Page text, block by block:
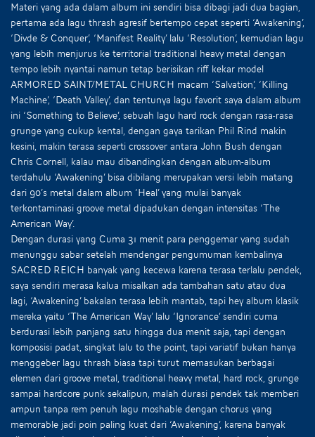
Materi yang ada dalam album ini sendiri bisa dibagi jadi dua bagian,
pertama ada lagu thrash agresif bertempo cepat seperti ‘Awakening’,
‘Divde & Conquer’, ‘Manifest Reality’ lalu ‘Resolution’, kemudian lagu
yang lebih menjurus ke territorial traditional heavy metal dengan
tempo lebih nyantai namun tetap berisikan riff kekar model
ARMORED SAINT/METAL CHURCH macam ‘Salvation’, ‘Killing
Machine’, ‘Death Valley’, dan tentunya lagu favorit saya dalam album
ini ‘Something to Believe’, sebuah lagu hard rock dengan rasa-rasa
grunge yang cukup kental, dengan gaya tarikan Phil Rind makin
kesini, makin terasa seperti crossover antara John Bush dengan
Chris Cornell, kalau mau dibandingkan dengan album-album
terdahulu ‘Awakening’ bisa dibilang merupakan versi lebih matang
dari 90’s metal dalam album ‘Heal’ yang mulai banyak
terkontaminasi groove metal dipadukan dengan intensitas ‘The
American Way’.
Dengan durasi yang Cuma 31 menit para penggemar yang sudah
menunggu sabar setelah mendengar pengumuman kembalinya
SACRED REICH banyak yang kecewa karena terasa terlalu pendek,
saya sendiri merasa kalua misalkan ada tambahan satu atau dua
lagi, ‘Awakening’ bakalan terasa lebih mantab, tapi hey album klasik
mereka yaitu ‘The American Way’ lalu ‘Ignorance’ sendiri cuma
berdurasi lebih panjang satu hingga dua menit saja, tapi dengan
komposisi padat, singkat lalu to the point, tapi variatif bukan hanya
menggeber lagu thrash biasa tapi turut memasukan berbagai
elemen dari groove metal, traditional heavy metal, hard rock, grunge
sampai hardcore punk sekalipun, malah durasi pendek tak memberi
ampun tanpa rem penuh lagu moshable dengan chorus yang
memorable jadi poin paling kuat dari ‘Awakening’, karena banyak